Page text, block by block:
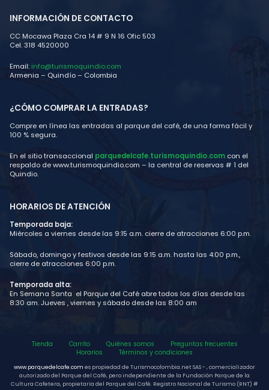
INFORMACIÓN DE CONTACTO
CC Mocawa Plaza Cra 14 # 9 N 16 Ofic 503
Cel. 318 4520000
Email: info@turismoquindio.com
Armenia – Quindío – Colombia
¿CÓMO COMPRAR LA ENTRADAS?
Compre en línea las entradas al parque del café, de una forma fácil y
100 % segura.
En el sitio transaccional parquedelcafe.turismoquindio.com con el
respaldo de www.turismoquindio.com – la central de reservas # 1 del
Quindio.
HORARIOS DE ATENCIÓN
Temporada baja:
Miércoles a viernes desde las 9:15 a.m. cierre de atracciones 6:00 p.m.
Sábado, domingo y festivos desde las 9:15 a.m. hasta las 4:00 p.m.,
cierre de atracciones 6:00 p.m.
Temporada alta:
En Semana Santa el Parque del Café abre todos los días desde las
8:30 am. Jueves , viernes y sábado desde las 8:00 am
Tienda Carrito Quiénes somos
Preguntas frecuentes
Horarios
Términos y condiciones
www.parquedelcafe.com es propiedad de Turismocolombia.net SAS - , comercializador
autorizado del Parque del Café, pero independiente de la Fundación Parque de la
Cultura Cafetera, propietaria del Parque del Café. Registro Nacional de Turismo (RNT) #